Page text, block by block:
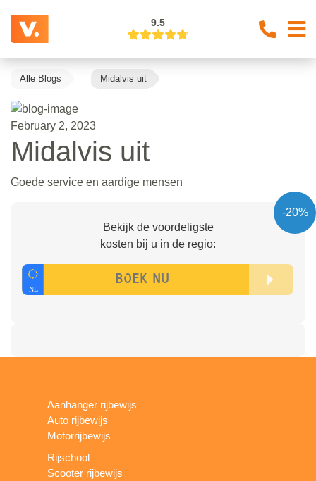
9.5
Alle Blogs Midalvis uit
February 2, 2023
Midalvis uit
Goede service en aardige mensen
-20%
Bekijk de voordeligste
kosten bij u in de regio:
Aanhanger rijbewijs
Auto rijbewijs
Motorrijbewijs
Rijschool
Scooter rijbewijs